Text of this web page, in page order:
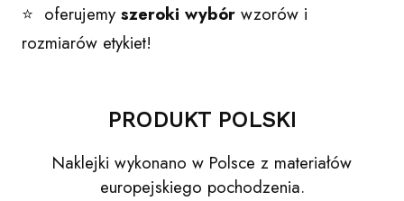
⭐ oferujemy szeroki wybór wzorów i
rozmiarów etykiet!
PRODUKT POLSKI
Naklejki wykonano w Polsce z materiałów
europejskiego pochodzenia.